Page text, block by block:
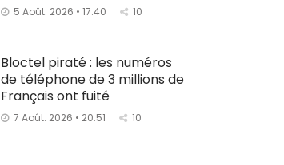
5 Août. 2026 • 17:40 10
Bloctel piraté : les numéros
de téléphone de 3 millions de
Français ont fuité
7 Août. 2026 • 20:51 10